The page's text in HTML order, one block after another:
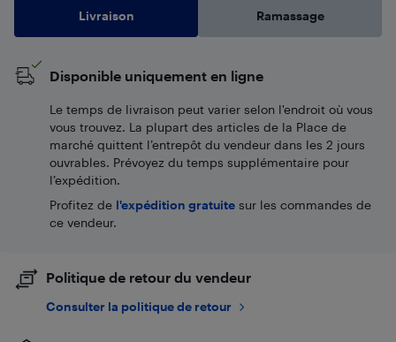
Livraison Ramassage
Disponible uniquement en ligne
Le temps de livraison peut varier selon l'endroit où vous
vous trouvez. La plupart des articles de la Place de
marché quittent l’entrepôt du vendeur dans les 2 jours
ouvrables. Prévoyez du temps supplémentaire pour
l’expédition.
Profitez de l'expédition gratuite sur les commandes de
ce vendeur.
Politique de retour du vendeur
Consulter la politique de retour